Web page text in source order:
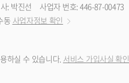
: 박진선
사업자 번호: 446-87-00473
동 사업자정보 확인
하실 수 있습니다. 서비스 가입사실 확인